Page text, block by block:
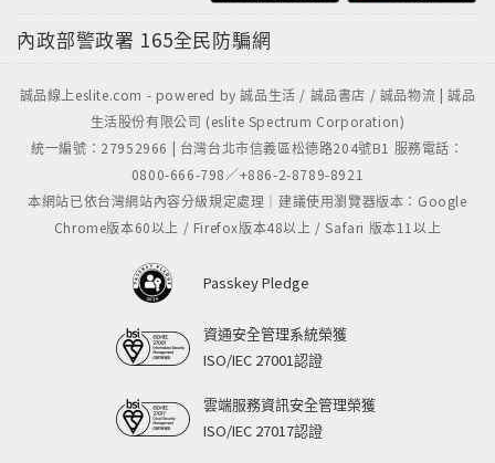
內政部警政署 165全民防騙網
誠品線上eslite.com - powered by 誠品生活 / 誠品書店 / 誠品物流 | 誠品
生活股份有限公司 (eslite Spectrum Corporation)
統一編號：27952966 | 台灣台北市信義區松德路204號B1 服務電話：
0800-666-798／+886-2-8789-8921
本網站已依台灣網站內容分級規定處理｜建議使用瀏覽器版本：Google
Chrome版本60以上 / Firefox版本48以上 / Safari 版本11以上
Passkey Pledge
資通安全管理系統榮獲
ISO/IEC 27001認證
雲端服務資訊安全管理榮獲
ISO/IEC 27017認證